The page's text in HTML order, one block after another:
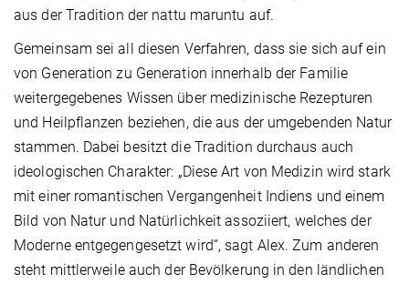
aus der Tradition der nattu maruntu auf.
Gemeinsam sei all diesen Verfahren, dass sie sich auf ein
von Generation zu Generation innerhalb der Familie
weitergegebenes Wissen über medizinische Rezepturen
und Heilpflanzen beziehen, die aus der umgebenden Natur
stammen. Dabei besitzt die Tradition durchaus auch
ideologischen Charakter: „Diese Art von Medizin wird stark
mit einer romantischen Vergangenheit Indiens und einem
Bild von Natur und Natürlichkeit assoziiert, welches der
Moderne entgegengesetzt wird“, sagt Alex. Zum anderen
steht mittlerweile auch der Bevölkerung in den ländlichen